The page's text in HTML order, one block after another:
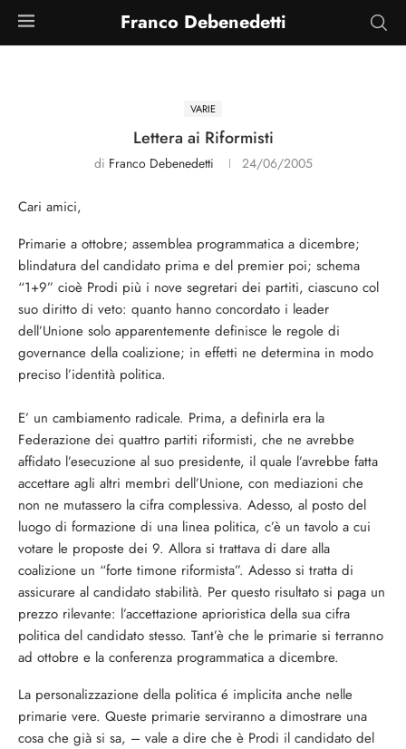
Franco Debenedetti
VARIE
Lettera ai Riformisti
di Franco Debenedetti 24/06/2005
Cari amici,
Primarie a ottobre; assemblea programmatica a dicembre;
blindatura del candidato prima e del premier poi; schema
“1+9” cioè Prodi più i nove segretari dei partiti, ciascuno col
suo diritto di veto: quanto hanno concordato i leader
dell’Unione solo apparentemente definisce le regole di
governance della coalizione; in effetti ne determina in modo
preciso l’identità politica.
E’ un cambiamento radicale. Prima, a definirla era la
Federazione dei quattro partiti riformisti, che ne avrebbe
affidato l’esecuzione al suo presidente, il quale l’avrebbe fatta
accettare agli altri membri dell’Unione, con mediazioni che
non ne mutassero la cifra complessiva. Adesso, al posto del
luogo di formazione di una linea politica, c’è un tavolo a cui
votare le proposte dei 9. Allora si trattava di dare alla
coalizione un “forte timone riformista”. Adesso si tratta di
assicurare al candidato stabilità. Per questo risultato si paga un
prezzo rilevante: l’accettazione aprioristica della sua cifra
politica del candidato stesso. Tant’è che le primarie si terranno
ad ottobre e la conferenza programmatica a dicembre.
La personalizzazione della politica é implicita anche nelle
primarie vere. Queste primarie serviranno a dimostrare una
cosa che già si sa, – vale a dire che è Prodi il candidato del